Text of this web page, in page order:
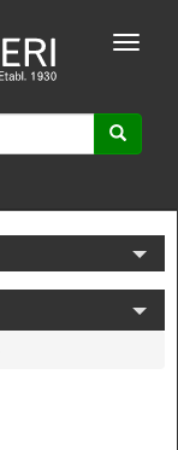
Toggle